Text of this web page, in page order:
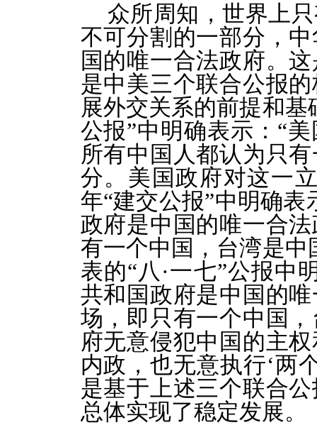
众所周知，世界上
不可分割的一部分，
国的唯一合法政府。
是中美三个联合公报
展外交关系的前提和基
公报”中明确表示：“
所有中国人都认为只
分。美国政府对这一
年“建交公报”中明确
政府是中国的唯一合
有一个中国，台湾是中
表的“八·一七”公报中
共和国政府是中国的
场，即只有一个中国
府无意侵犯中国的主
内政，也无意执行‘两
是基于上述三个联合
总体实现了稳定发展。